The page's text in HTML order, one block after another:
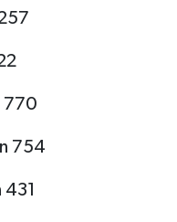
770
754
431